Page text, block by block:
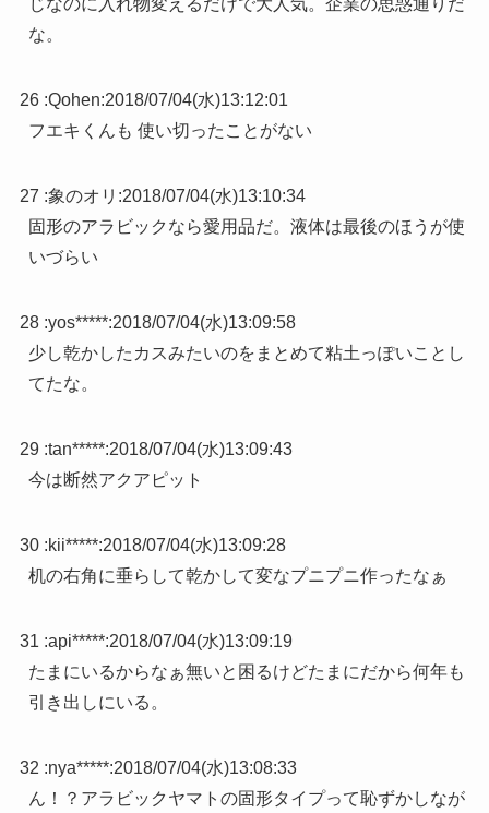
な。
26 :Qohen:2018/07/04(水)13:12:01
フエキくんも 使い切ったことがない
27 :象のオリ :2018/07/04(水)13:10:34
固形のアラビックなら愛用品だ。液体は最後のほうが使
いづらい
28 :yos*****:2018/07/04(水)13:09:58
少し乾かしたカスみたいのをまとめて粘土っぽいことし
てたな。
29 :tan*****:2018/07/04(水)13:09:43
今は断然アクアピット
30 :kii*****:2018/07/04(水)13:09:28
机の右角に垂らして乾かして変なプニプニ作ったなぁ
31 :api*****:2018/07/04(水)13:09:19
たまにいるからなぁ無いと困るけどたまにだから何年も
引き出しにいる。
32 :nya*****:2018/07/04(水)13:08:33
ん！？アラビックヤマトの固形タイプって恥ずかしなが